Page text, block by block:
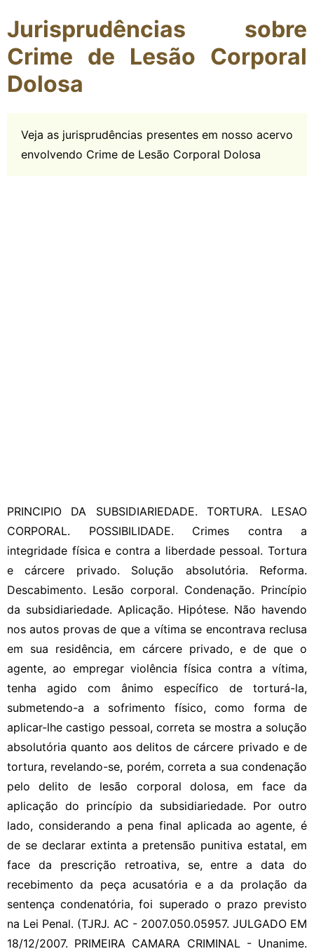
Jurisprudências sobre
Crime de Lesão Corporal
Dolosa
Veja as jurisprudências presentes em nosso acervo
envolvendo Crime de Lesão Corporal Dolosa
PRINCIPIO DA SUBSIDIARIEDADE. TORTURA. LESAO
CORPORAL. POSSIBILIDADE. Crimes contra a
integridade física e contra a liberdade pessoal. Tortura
e cárcere privado. Solução absolutória. Reforma.
Descabimento. Lesão corporal. Condenação. Princípio
da subsidiariedade. Aplicação. Hipótese. Não havendo
nos autos provas de que a vítima se encontrava reclusa
em sua residência, em cárcere privado, e de que o
agente, ao empregar violência física contra a vítima,
tenha agido com ânimo específico de torturá-la,
submetendo-a a sofrimento físico, como forma de
aplicar-lhe castigo pessoal, correta se mostra a solução
absolutória quanto aos delitos de cárcere privado e de
tortura, revelando-se, porém, correta a sua condenação
pelo delito de lesão corporal dolosa, em face da
aplicação do princípio da subsidiariedade. Por outro
lado, considerando a pena final aplicada ao agente, é
de se declarar extinta a pretensão punitiva estatal, em
face da prescrição retroativa, se, entre a data do
recebimento da peça acusatória e a da prolação da
sentença condenatória, foi superado o prazo previsto
na Lei Penal. (TJRJ. AC - 2007.050.05957. JULGADO EM
18/12/2007. PRIMEIRA CAMARA CRIMINAL - Unanime.